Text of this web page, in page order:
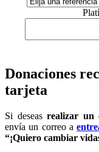
Donaciones
tarjeta
Si deseasrealizar un
envía un correo a
“¡Quiero cambiar